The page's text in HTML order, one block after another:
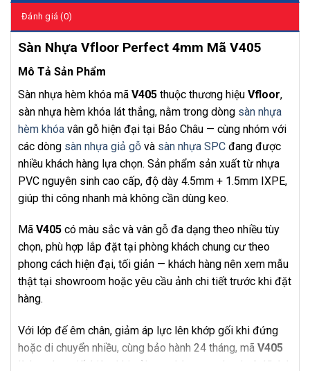
Đánh giá (0)
Sàn Nhựa Vfloor Perfect 4mm Mã V405
Mô Tả Sản Phẩm
Sàn nhựa hèm khóa mã V405 thuộc thương hiệu Vfloor,
sàn nhựa hèm khóa lát thẳng, nằm trong dòng sàn nhựa
hèm khóa vân gỗ hiện đại tại Bảo Châu — cùng nhóm với
các dòng sàn nhựa giả gỗ và sàn nhựa SPC đang được
nhiều khách hàng lựa chọn. Sản phẩm sản xuất từ nhựa
PVC nguyên sinh cao cấp, độ dày 4.5mm + 1.5mm IXPE,
giúp thi công nhanh mà không cần dùng keo.
Mã V405 có màu sắc và vân gỗ đa dạng theo nhiều tùy
chọn, phù hợp lắp đặt tại phòng khách chung cư theo
phong cách hiện đại, tối giản — khách hàng nên xem mẫu
thật tại showroom hoặc yêu cầu ảnh chi tiết trước khi đặt
hàng.
Với lớp đế êm chân, giảm áp lực lên khớp gối khi đứng
hoặc di chuyển nhiều, cùng bảo hành 24 tháng, mã V405
là lựa chọn tiết kiệm khi cải tạo phòng trọ cho thuê. Khách